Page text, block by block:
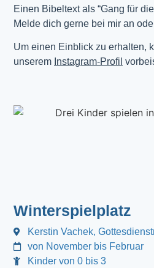
Einen Bibeltext als “Gang für
Melde dich gerne bei mir an
Um einen Einblick zu erhalten,
unserem Instagram-Profil
Winterspielplatz
Kerstin Vachek,
von November bis Februar
Kinder von 0 bis 3